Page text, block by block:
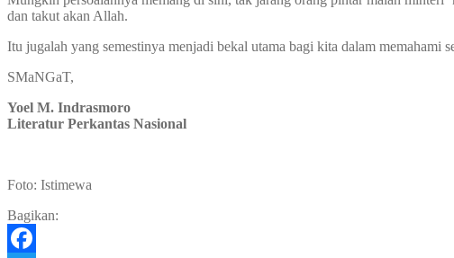
dan takut akan Allah.
Itu jugalah yang semestinya menjadi bekal utama bagi kita dalam
SMaNGaT,
Yoel M. Indrasmoro
Literatur Perkantas Nasional
Foto: Istimewa
Bagikan: